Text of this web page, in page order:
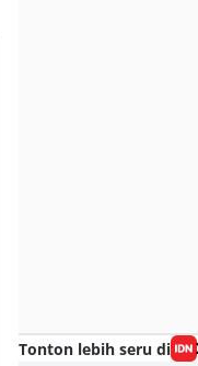
Tonton lebih seru di